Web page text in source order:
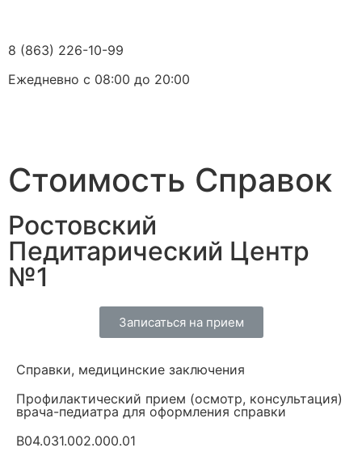
8 (863) 226-10-99
Ежедневно с 08:00 до 20:00
Стоимость Справок
Ростовский
Педитарический Центр
№1
Записаться на прием
Справки, медицинские заключения
Профилактический прием (осмотр, консультация)
врача-педиатра для оформления справки
B04.031.002.000.01